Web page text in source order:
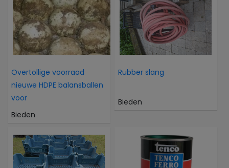
Overtollige voorraad
nieuwe HDPE balansballen
voor
Bieden
Rubber slang
Bieden